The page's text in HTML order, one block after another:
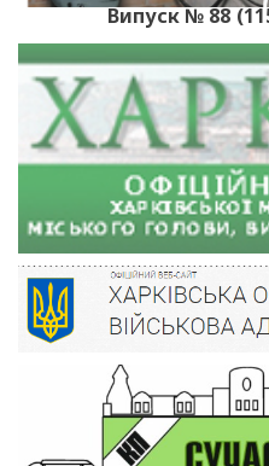
Випуск № 88